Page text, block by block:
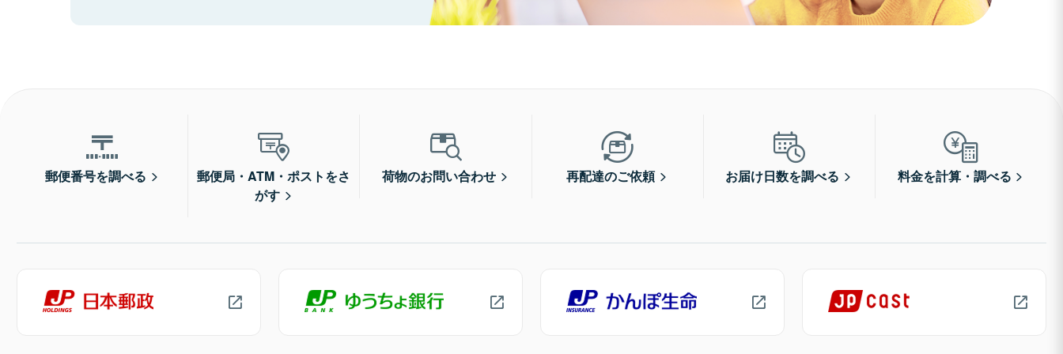
郵便番号を調べる
郵便局・ATM・ポストをさ
がす
荷物のお問い合わせ 再配達のご依頼 お届け日数を調べる 料金を計算・調べる